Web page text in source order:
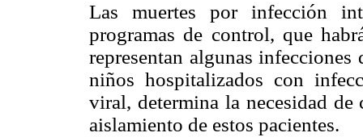
Las muertes por infección
programas de control, que
representan algunas
niños hospitalizados con
viral, determina la necesidad de
aislamiento de estos pacientes.